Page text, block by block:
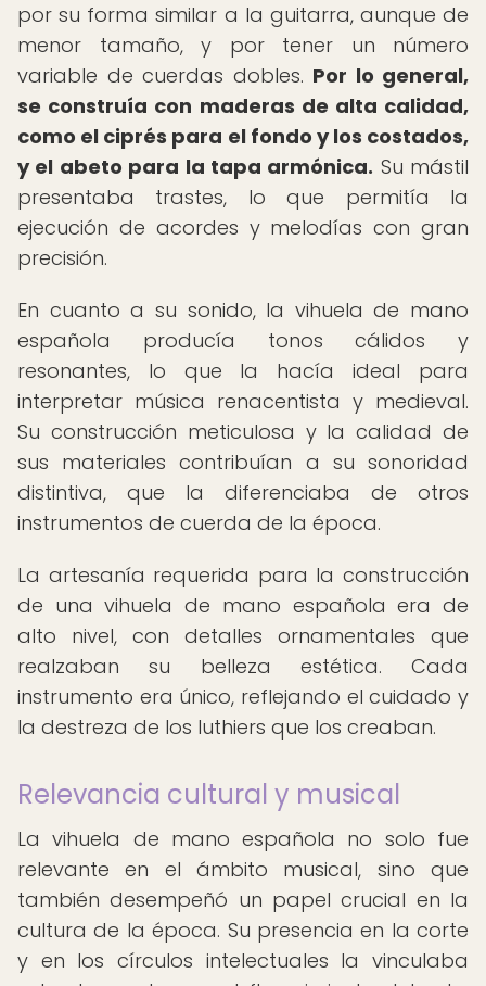
por su forma similar a la guitarra, aunque de
menor tamaño, y por tener un número
variable de cuerdas dobles. Por lo general,
se construía con maderas de alta calidad,
como el ciprés para el fondo y los costados,
y el abeto para la tapa armónica. Su mástil
presentaba trastes, lo que permitía la
ejecución de acordes y melodías con gran
precisión.
En cuanto a su sonido, la vihuela de mano
española producía tonos cálidos y
resonantes, lo que la hacía ideal para
interpretar música renacentista y medieval.
Su construcción meticulosa y la calidad de
sus materiales contribuían a su sonoridad
distintiva, que la diferenciaba de otros
instrumentos de cuerda de la época.
La artesanía requerida para la construcción
de una vihuela de mano española era de
alto nivel, con detalles ornamentales que
realzaban su belleza estética. Cada
instrumento era único, reflejando el cuidado y
la destreza de los luthiers que los creaban.
Relevancia cultural y musical
La vihuela de mano española no solo fue
relevante en el ámbito musical, sino que
también desempeñó un papel crucial en la
cultura de la época. Su presencia en la corte
y en los círculos intelectuales la vinculaba